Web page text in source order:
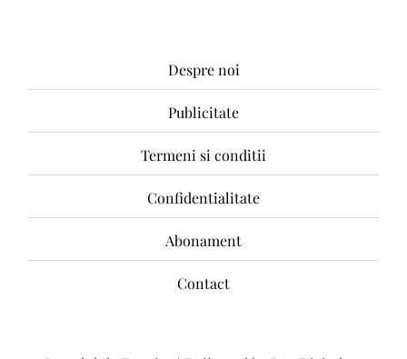
Despre noi
Publicitate
Termeni si conditii
Confidentialitate
Abonament
Contact